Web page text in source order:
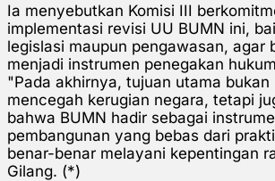
Ia menyebutkan Komisi III
implementasi revisi UU BUMN ini,
legislasi maupun pengawasan, agar
menjadi instrumen penegakan
"Pada akhirnya, tujuan utama bukan
mencegah kerugian negara, tetapi
bahwa BUMN hadir sebagai
pembangunan yang bebas dari
benar-benar melayani kepentingan
Gilang. (*)